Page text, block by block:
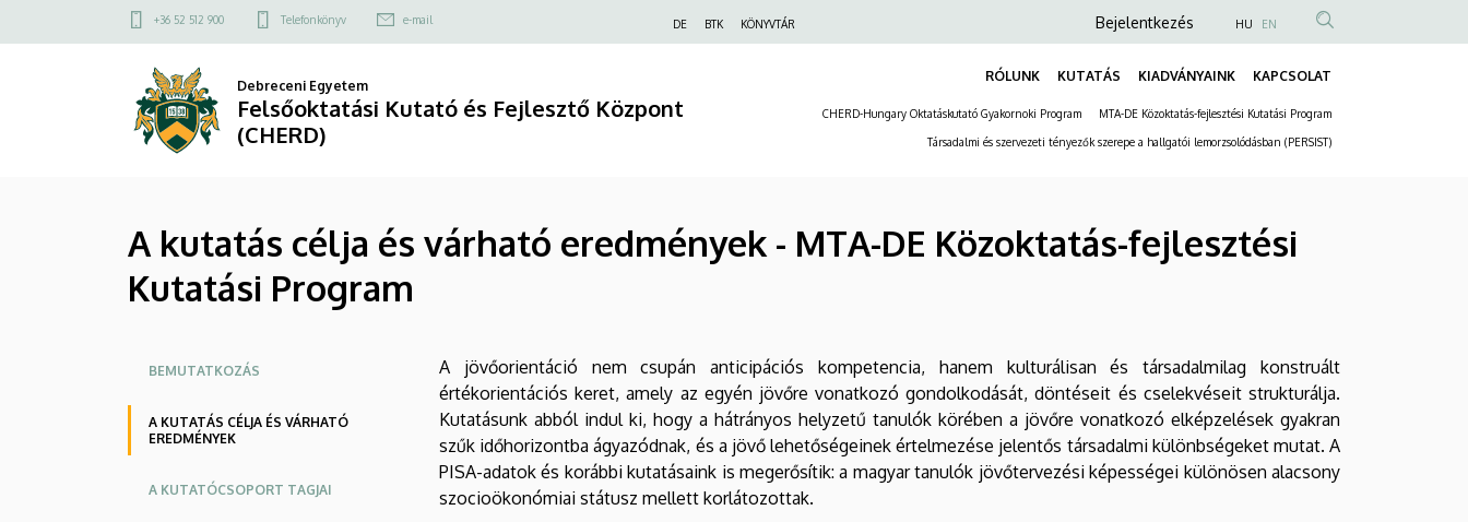
eredmények
Közoktatás-
fejlesztési
a
Felső
menü
+36 52 512 900 Telefonkönyv e-mail DE BTK KÖNYVTÁR
Anonim
fiók
menüje
Bejelentkezés HU EN
Debreceni Egyetem
Felsőoktatási Kutató és Fejlesztő Központ
(CHERD)
RÓLUNK KUTATÁS KIADVÁNYAINK KAPCSOLAT
CHERD-Hungary Oktatáskutató Gyakornoki Program MTA-DE Közoktatás-fejlesztési Kutatási Program
Társadalmi és szervezeti tényezők szerepe a hallgatói lemorzsolódásban (PERSIST)
A kutatás célja és várható eredmények - MTA-DE Közoktatás-fejlesztési
Kutatási Program
Oldalmenü
BEMUTATKOZÁS
A KUTATÁS CÉLJA ÉS VÁRHATÓ
EREDMÉNYEK
A KUTATÓCSOPORT TAGJAI
A jövőorientáció nem csupán anticipációs kompetencia, hanem kulturálisan és társadalmilag konstruált
értékorientációs keret, amely az egyén jövőre vonatkozó gondolkodását, döntéseit és cselekvéseit strukturálja.
Kutatásunk abból indul ki, hogy a hátrányos helyzetű tanulók körében a jövőre vonatkozó elképzelések gyakran
szűk időhorizontba ágyazódnak, és a jövő lehetőségeinek értelmezése jelentős társadalmi különbségeket mutat. A
PISA-adatok és korábbi kutatásaink is megerősítik: a magyar tanulók jövőtervezési képességei különösen alacsony
szocioökonómiai státusz mellett korlátozottak.